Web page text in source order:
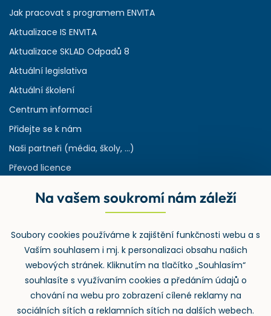
Jak pracovat s programem ENVITA
Aktualizace IS ENVITA
Aktualizace SKLAD Odpadů 8
Aktuální legislativa
Aktuální školení
Centrum informací
Přidejte se k nám
Naši partneři (média, školy, ...)
Převod licence
Rejstřík používaných zkratek v odpadech
Zpětný odběr
Na vašem soukromí nám záleží
Soubory cookies používáme k zajištění funkčnosti webu a s
Vaším souhlasem i mj. k personalizaci obsahu našich
webových stránek. Kliknutím na tlačítko „Souhlasím“
souhlasíte s využívaním cookies a předáním údajů o
chování na webu pro zobrazení cílené reklamy na
sociálních sítích a reklamních sítích na dalších webech.